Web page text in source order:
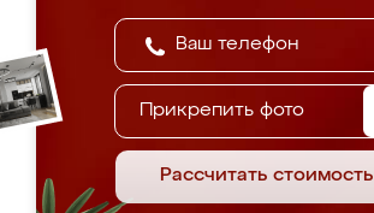
Прикрепить фото
Рассчитать стоимость